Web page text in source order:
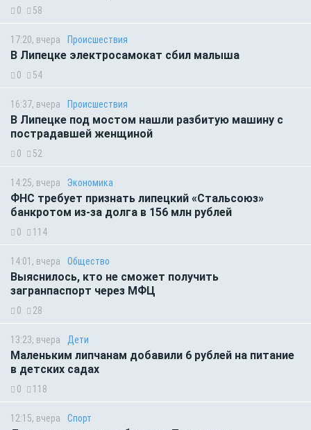
0 58
17:20, вчера Происшествия
В Липецке электросамокат сбил малыша
0 54
16:37, вчера Происшествия
В Липецке под мостом нашли разбитую машину с
пострадавшей женщиной
0 52
14:25, вчера Экономика
ФНС требует признать липецкий «Стальсоюз»
банкротом из-за долга в 156 млн рублей
0 114
14:01, вчера Общество
Выяснилось, кто не сможет получить
загранпаспорт через МФЦ
0 28
13:23, вчера Дети
Маленьким липчанам добавили 6 рублей на питание
в детских садах
0 118
12:15, вчера Спорт